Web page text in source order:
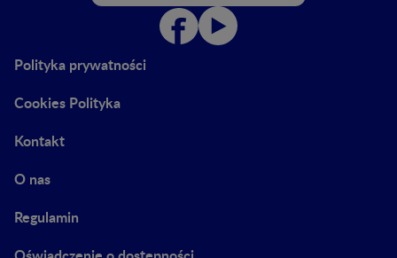
Polityka prywatności
Cookies Polityka
Kontakt
O nas
Regulamin